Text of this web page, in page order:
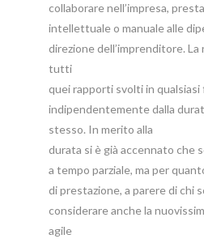
collaborare nell’impresa,
intellettuale o manuale alle
direzione dell’imprenditore.
tutti
quei rapporti svolti in qualsiasi
indipendentemente dalla
stesso. In merito alla
durata si è già accennato che
a tempo parziale, ma per
di prestazione, a parere di chi
considerare anche la
agile